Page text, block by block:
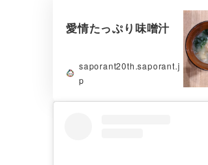
愛情たっぷり味噌汁
saporant20th.saporant.j
p